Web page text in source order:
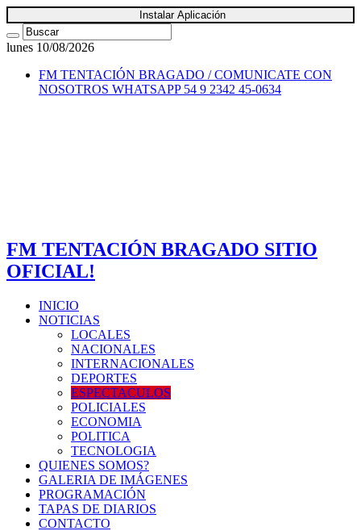
Instalar Aplicación
lunes 10/08/2026
FM TENTACIÓN BRAGADO / COMUNICATE CON
NOSOTROS WHATSAPP 54 9 2342 45-0634
FM TENTACIÓN BRAGADO SITIO
OFICIAL!
INICIO
NOTICIAS
LOCALES
NACIONALES
INTERNACIONALES
DEPORTES
ESPECTACULOS
POLICIALES
ECONOMIA
POLITICA
TECNOLOGIA
QUIENES SOMOS?
GALERIA DE IMÁGENES
PROGRAMACIÓN
TAPAS DE DIARIOS
CONTACTO